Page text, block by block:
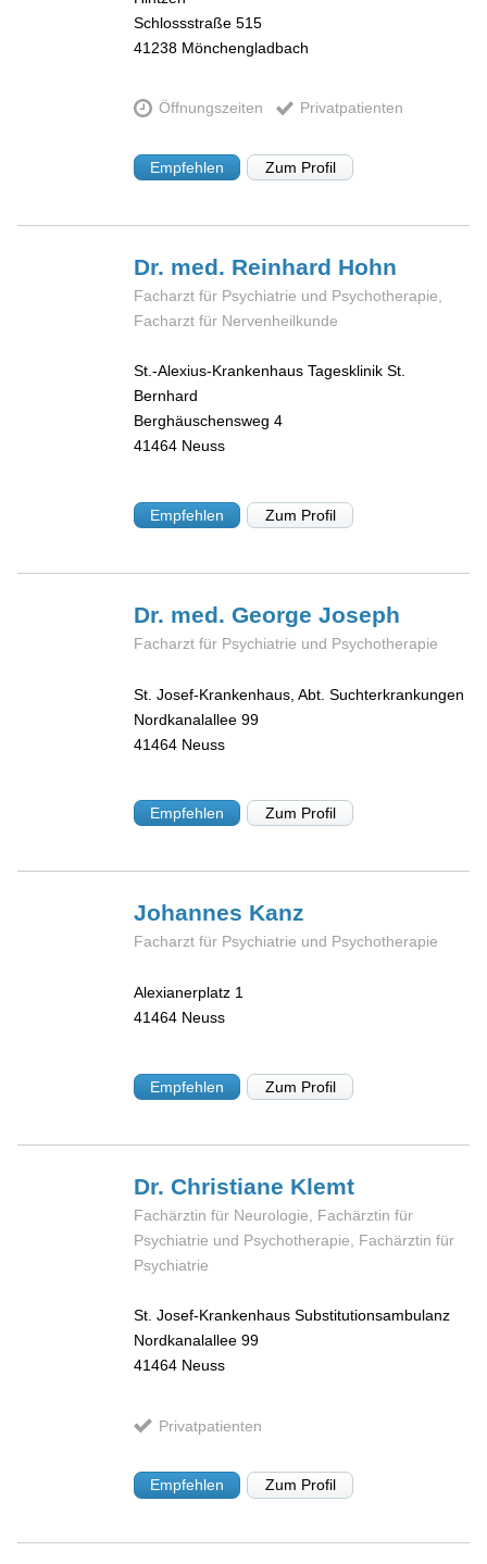
Schlossstraße 515
41238 Mönchengladbach
Öffnungszeiten Privatpatienten
Empfehlen Zum Profil
Dr. med. Reinhard Hohn
Facharzt für Psychiatrie und Psychotherapie,
Facharzt für Nervenheilkunde
St.-Alexius-Krankenhaus Tagesklinik St.
Bernhard
Berghäuschensweg 4
41464 Neuss
Empfehlen Zum Profil
Dr. med. GeorgeJoseph
Facharzt für Psychiatrie und Psychotherapie
St. Josef-Krankenhaus, Abt. Suchterkrankungen
Nordkanalallee 99
41464 Neuss
Empfehlen Zum Profil
Johannes Kanz
Facharzt für Psychiatrie und Psychotherapie
Alexianerplatz 1
41464 Neuss
Empfehlen Zum Profil
Dr. Christiane Klemt
Fachärztin für Neurologie, Fachärztin für
Psychiatrie und Psychotherapie, Fachärztin für
Psychiatrie
St. Josef-Krankenhaus Substitutionsambulanz
Nordkanalallee 99
41464 Neuss
Privatpatienten
Empfehlen Zum Profil